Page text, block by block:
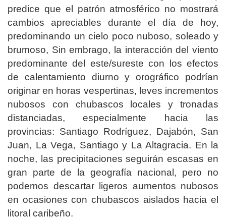
predice que el patrón atmosférico no mostrará
cambios apreciables durante el día de hoy,
predominando un cielo poco nuboso, soleado y
brumoso, Sin embrago, la interacción del viento
predominante del este/sureste con los efectos
de calentamiento diurno y orográfico podrían
originar en horas vespertinas, leves incrementos
nubosos con chubascos locales y tronadas
distanciadas, especialmente hacia las
provincias: Santiago Rodríguez, Dajabón, San
Juan, La Vega, Santiago y La Altagracia. En la
noche, las precipitaciones seguirán escasas en
gran parte de la geografía nacional, pero no
podemos descartar ligeros aumentos nubosos
en ocasiones con chubascos aislados hacia el
litoral caribeño.